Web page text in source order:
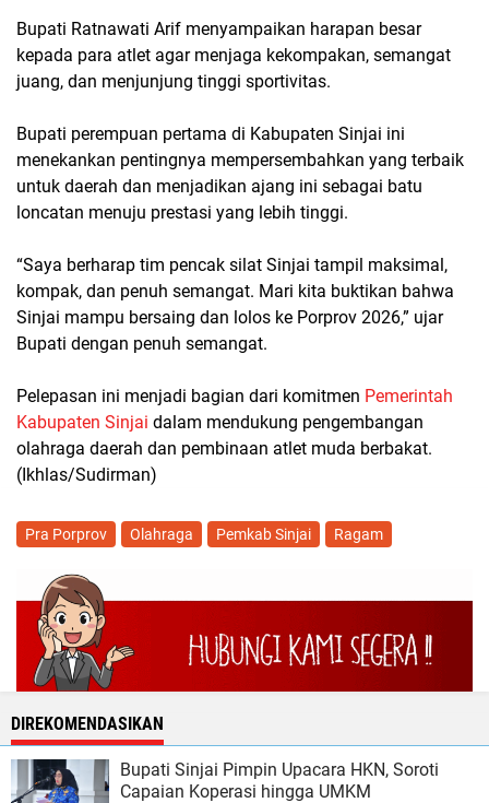
Bupati Ratnawati Arif menyampaikan harapan besar
kepada para atlet agar menjaga kekompakan, semangat
juang, dan menjunjung tinggi sportivitas.
Bupati perempuan pertama di Kabupaten Sinjai ini
menekankan pentingnya mempersembahkan yang terbaik
untuk daerah dan menjadikan ajang ini sebagai batu
loncatan menuju prestasi yang lebih tinggi.
“Saya berharap tim pencak silat Sinjai tampil maksimal,
kompak, dan penuh semangat. Mari kita buktikan bahwa
Sinjai mampu bersaing dan lolos ke Porprov 2026,” ujar
Bupati dengan penuh semangat.
Pelepasan ini menjadi bagian dari komitmen Pemerintah
Kabupaten Sinjai dalam mendukung pengembangan
olahraga daerah dan pembinaan atlet muda berbakat.
(Ikhlas/Sudirman)
Pra Porprov Olahraga Pemkab Sinjai Ragam
DIREKOMENDASIKAN
Bupati Sinjai Pimpin Upacara HKN, Soroti
Capaian Koperasi hingga UMKM